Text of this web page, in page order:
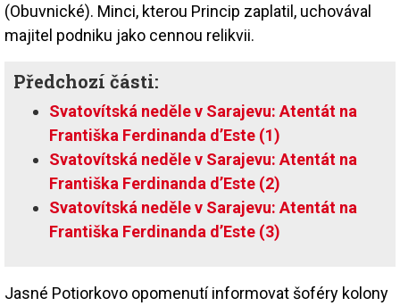
(Obuvnické). Minci, kterou Princip zaplatil, uchovával
majitel podniku jako cennou relikvii.
Předchozí části:
Svatovítská neděle v Sarajevu: Atentát na
Františka Ferdinanda d’Este (1)
Svatovítská neděle v Sarajevu: Atentát na
Františka Ferdinanda d’Este (2)
Svatovítská neděle v Sarajevu: Atentát na
Františka Ferdinanda d’Este (3)
Jasné Potiorkovo opomenutí informovat šoféry kolony